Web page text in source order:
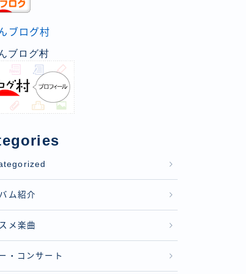
ブログ村
ブログ村
ム紹介
メ楽曲
・コンサート